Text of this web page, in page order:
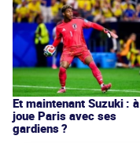
Et maintenant Suzuki :
joue Paris avec ses
gardiens ?